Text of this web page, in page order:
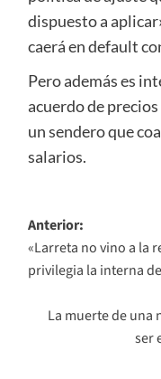
dispuesto a
caerá en default
Pero además es
acuerdo de
un sendero que
salarios.
Navegación
de
entradas
Anterior:
«Larreta no vino a la
privilegia la interna
La muerte de una
ser